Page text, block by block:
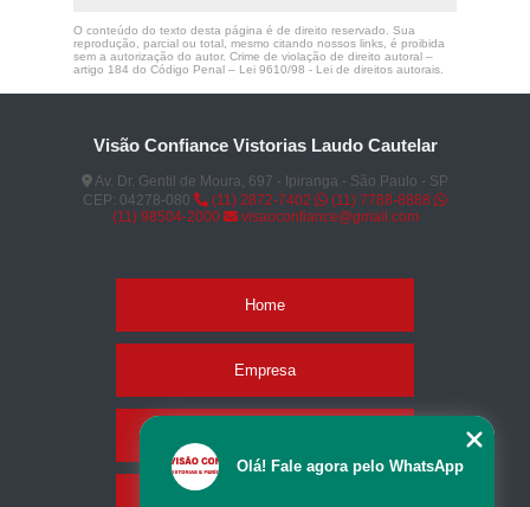
O conteúdo do texto desta página é de direito reservado. Sua
reprodução, parcial ou total, mesmo citando nossos links, é proibida
sem a autorização do autor. Crime de violação de direito autoral –
artigo 184 do Código Penal – Lei 9610/98 - Lei de direitos autorais.
Visão Confiance Vistorias Laudo Cautelar
Av. Dr. Gentil de Moura, 697 - Ipiranga - São Paulo - SP
CEP: 04278-080
(11) 2872-7402
(11) 7788-8888
(11) 98504-2000
visaoconfiance@gmail.com
Home
Empresa
Olá! Fale agora pelo WhatsApp